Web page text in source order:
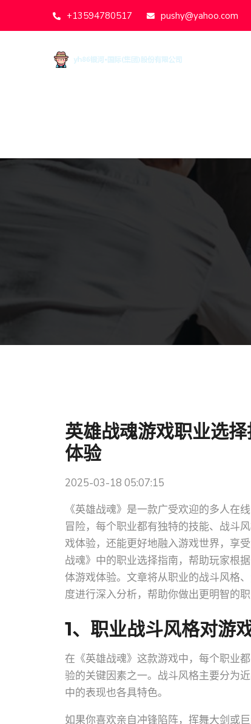
+13594780517 pushy@yahoo.com
英雄战魂游戏职业选
体验
2025-03-18 05:07:15
《英雄战魂》是一款广受欢迎的多人在
冒险，每个职业都有独特的技能、战斗
戏体验，还能更好地融入游戏世界，享
战魂》中的职业选择指南，帮助玩家根
体游戏体验。文章将从职业的战斗风格
度进行深入分析，帮助你做出更明智的职
1、职业战斗风格对游
在《英雄战魂》这款游戏中，每个职业
验的关键因素之一。战斗风格主要分为
中的表现也各具特色。
如果你喜欢亲自冲锋陷阵，挥舞大剑或